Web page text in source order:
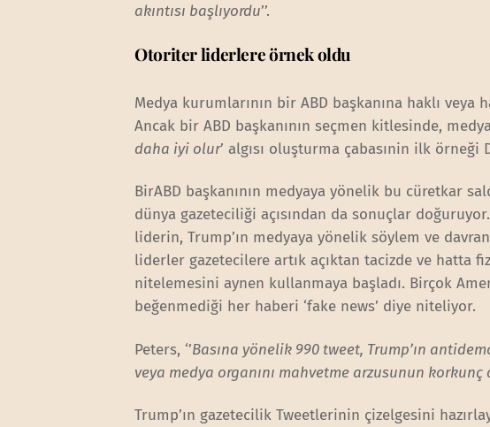
akıntısı başlıyordu’’.
Otoriter liderlere örnek oldu
Medya kurumlarının bir ABD başkanına haklı
Ancak bir ABD başkanının seçmen kitlesinde,
daha iyi olur’ algısı oluşturma çabasınin ilk örneği
BirABD başkanının medyaya yönelik bu cüretkar
dünya gazeteciliği açısından da sonuçlar doğuruyor.
liderin, Trump’ın medyaya yönelik söylem ve
liderler gazetecilere artık açıktan tacizde ve hatta
nitelemesini aynen kullanmaya başladı. Birçok
beğenmediği her haberi ‘fake news’ diye niteliyor.
Peters, ‘’Basına yönelik 990 tweet, Trump’ın
veya medya organını mahvetme arzusunun
Trump’ın gazetecilik Tweetlerinin çizelgesini